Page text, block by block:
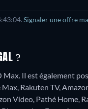
. Signaler une offre
?
Il est également
Rakuten TV,
Video, Pathé Home,